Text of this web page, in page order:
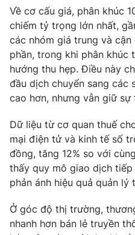
THỜI BÁO VTV
Theo dõi báo trên
Cơ quan báo chí:
Thời báo VTV
Giấy phép hoạt động báo in và
cấp ngày 29/12/2023
Tổng Biên tập:Vũ Thanh Thủy
Nguyễn Trọng Ninh
Tổng đài VTV:024.38 355 931
Về cơ cấu giá, phân khúc
chiếm tỷ trọng lớn nhất,
các nhóm giá trung và
phần, trong khi phân khúc
hướng thu hẹp. Điều này
đầu dịch chuyển sang các
cao hơn, nhưng vẫn giữ
Dữ liệu từ cơ quan thuế
mại điện tử và kinh tế số
đồng, tăng 12% so với
thấy quy mô giao dịch
phản ánh hiệu quả quản lý
Ở góc độ thị trường,
nhanh hơn bán lẻ truyền